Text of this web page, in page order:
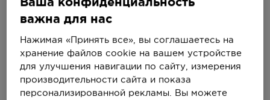
+7(4852)589311
Официальный сайт ЛПУ
яокб.рф
важна для нас
Нажимая «Принять все», вы соглашаетесь на
хранение файлов cookie на вашем устройстве
для улучшения навигации по сайту, измерения
производительности сайта и показа
персонализированной рекламы. Вы можете